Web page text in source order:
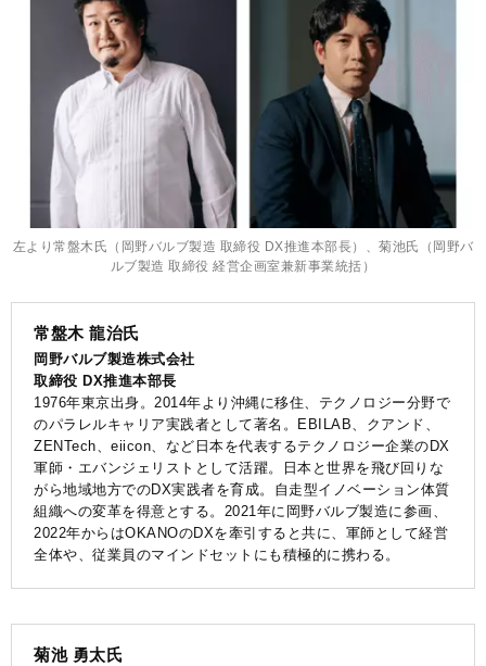
左より常盤木氏（岡野バルブ製造 取締役 DX推進本部長）、菊池氏（岡野バ
ルブ製造 取締役 経営企画室兼新事業統括）
常盤木 龍治氏
岡野バルブ製造株式会社
取締役 DX推進本部長
1976年東京出身。2014年より沖縄に移住、テクノロジー分野で
のパラレルキャリア実践者として著名。EBILAB、クアンド、
ZENTech、eiicon、など日本を代表するテクノロジー企業のDX
軍師・エバンジェリストとして活躍。日本と世界を飛び回りな
がら地域地方でのDX実践者を育成。自走型イノベーション体質
組織への変革を得意とする。2021年に岡野バルブ製造に参画、
2022年からはOKANOのDXを牽引すると共に、軍師として経営
全体や、従業員のマインドセットにも積極的に携わる。
菊池 勇太氏